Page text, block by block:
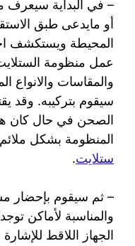
– في البداية سيعرف
أو مايدعى طبق
المحيطة ويستكشف
عمل منظومة
والمقاسات والانواع
سيقوم بتركيبه. وقد
الصحن في حال كان
المنظومة بشكل
ستلايت.
– ثم سيقوم بإحضار
والمناسبة لأماكن
الجهاز اللاقط